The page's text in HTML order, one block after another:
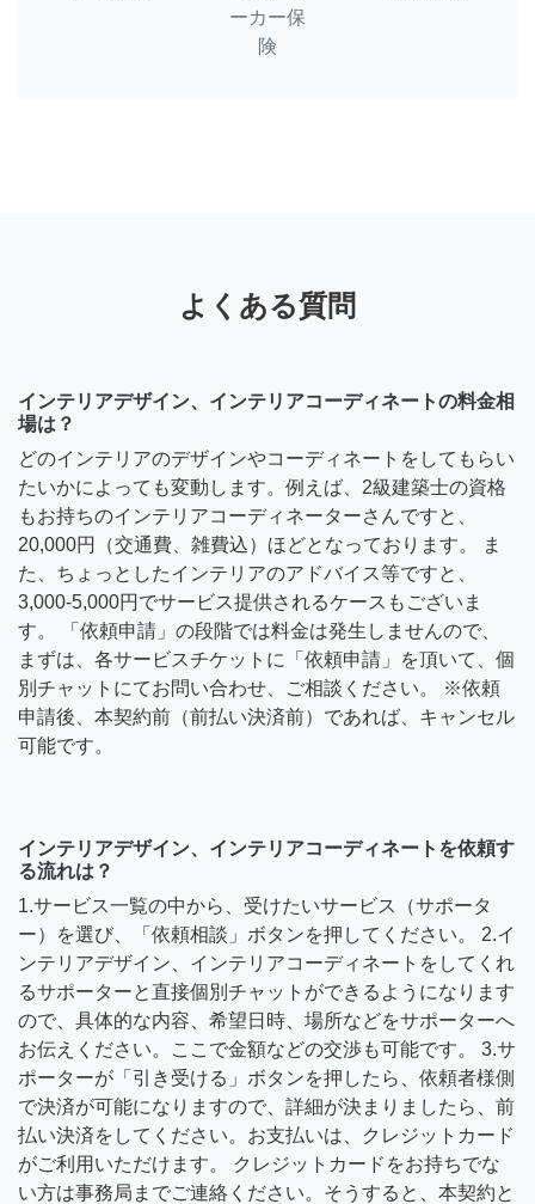
ーカー保
険
よくある質問
インテリアデザイン、インテリアコーディネートの料金相
場は？
どのインテリアのデザインやコーディネートをしてもらい
たいかによっても変動します。例えば、2級建築士の資格
もお持ちのインテリアコーディネーターさんですと、
20,000円（交通費、雑費込）ほどとなっております。 ま
た、ちょっとしたインテリアのアドバイス等ですと、
3,000-5,000円でサービス提供されるケースもございま
す。 「依頼申請」の段階では料金は発生しませんので、
まずは、各サービスチケットに「依頼申請」を頂いて、個
別チャットにてお問い合わせ、ご相談ください。 ※依頼
申請後、本契約前（前払い決済前）であれば、キャンセル
可能です。
インテリアデザイン、インテリアコーディネートを依頼す
る流れは？
1.サービス一覧の中から、受けたいサービス（サポータ
ー）を選び、「依頼相談」ボタンを押してください。 2.イ
ンテリアデザイン、インテリアコーディネートをしてくれ
るサポーターと直接個別チャットができるようになります
ので、具体的な内容、希望日時、場所などをサポーターへ
お伝えください。ここで金額などの交渉も可能です。 3.サ
ポーターが「引き受ける」ボタンを押したら、依頼者様側
で決済が可能になりますので、詳細が決まりましたら、前
払い決済をしてください。お支払いは、クレジットカード
がご利用いただけます。 クレジットカードをお持ちでな
い方は事務局までご連絡ください。そうすると、本契約と